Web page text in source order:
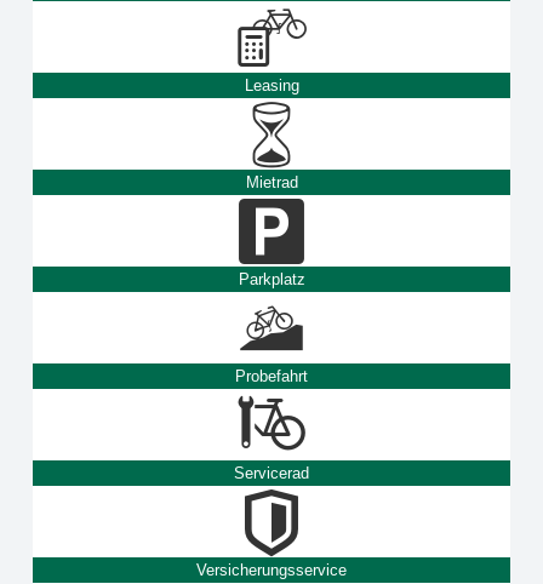
Leasing
Mietrad
Parkplatz
Probefahrt
Servicerad
Versicherungsservice